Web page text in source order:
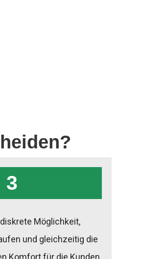
3
Möglichkeit,
und gleichzeitig die
Komfort für die Kunden